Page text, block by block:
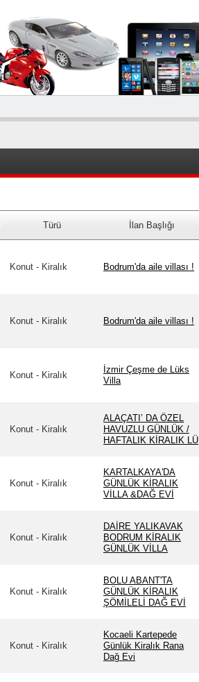
Türü İlan Başlığı
Konut - Kiralık Bodrum'da aile villası !
Konut - Kiralık Bodrum'da aile villası !
Konut - Kiralık
İzmir Çeşme de Lüks
Villa
Konut - Kiralık
ALAÇATI’ DA ÖZEL
HAVUZLU GÜNLÜK /
HAFTALIK KİRALIK LÜ
Konut - Kiralık
KARTALKAYA'DA
GÜNLÜK KİRALIK
VİLLA &DAĞ EVİ
Konut - Kiralık
DAİRE YALIKAVAK
BODRUM KİRALIK
GÜNLÜK VİLLA
Konut - Kiralık
BOLU ABANT'TA
GÜNLÜK KİRALIK
ŞÖMİLELİ DAĞ EVİ
Konut - Kiralık
Kocaeli Kartepede
Günlük Kiralık Rana
Dağ Evi